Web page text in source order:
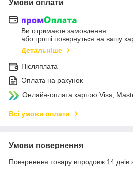
Умови оплати
Ви отримаєте замовлення
або гроші повернуться на вашу
Детальніше
Післяплата
Оплата на рахунок
Онлайн-оплата картою Visa,
Всі умови оплати
Умови повернення
Повернення товару впродовж 14 днів